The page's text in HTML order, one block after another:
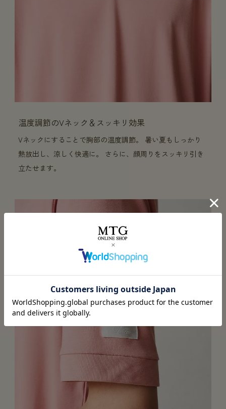
温度調節のVネック＆スッキリ効果
Vネックにすることで胸部の温度調節。 暑い夏もしっかり
熱放出し、涼しく快適に。 さらに、顔周りをスッキリ引き
立たせます。